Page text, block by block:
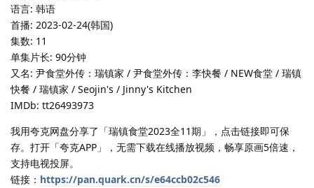
语言: 韩语
首播: 2023-02-24(韩国)
集数: 11
单集片长: 90分钟
又名: 尹食堂外传：瑞镇家 / 尹食堂外传：李快餐 / NEW食堂 / 瑞镇
快餐 / 瑞镇家 / Seojin's / Jinny's Kitchen
IMDb: tt26493973
我用夸克网盘分享了「瑞镇食堂2023全11期」，点击链接即可保
存。打开「夸克APP」，无需下载在线播放视频，畅享原画5倍速，
支持电视投屏。
链接： https://pan.quark.cn/s/e64ccb02c546